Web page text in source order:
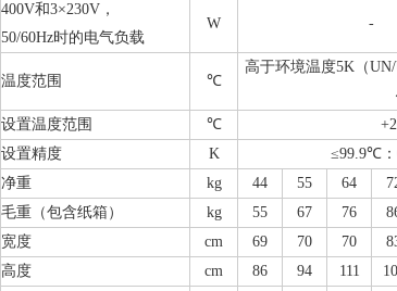
400V和3×230V，
50/60Hz时的电气负载
W -
温度范围 ℃
高于环境温度5K（
设置温度范围
℃
设置精度
K ≤99.9℃
净重 kg 44 55 64
毛重（包含纸箱）
kg 55 67 76
宽度
cm 69 70 70
高度
cm 86 94 111